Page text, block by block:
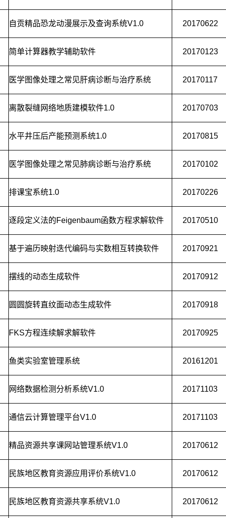
自贡精品恐龙动漫展示及查询系统V1.0 20170622
简单计算器教学辅助软件 20170123
医学图像处理之常见肝病诊断与治疗系统 20170117
离散裂缝网络地质建模软件1.0 20170703
水平井压后产能预测系统1.0 20170815
医学图像处理之常见肺病诊断与治疗系统 20170102
排课宝系统1.0 20170226
逐段定义法的Feigenbaum函数方程求解软件 20170510
基于遍历映射迭代编码与实数相互转换软件 20170921
摆线的动态生成软件 20170912
圆圆旋转直纹面动态生成软件 20170918
FKS方程连续解求解软件 20170925
鱼类实验室管理系统 20161201
网络数据检测分析系统V1.0 20171103
通信云计算管理平台V1.0 20171103
精品资源共享课网站管理系统V1.0 20170612
民族地区教育资源应用评价系统V1.0 20170612
民族地区教育资源共享系统V1.0 20170612